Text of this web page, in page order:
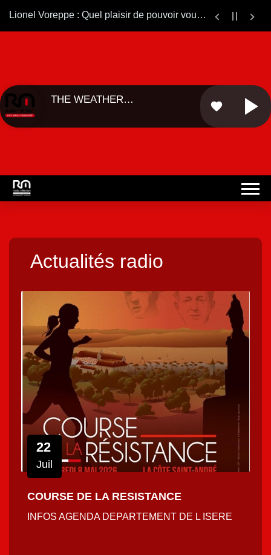
Lionel Voreppe : Quel plaisir de pouvoir vous ré-écouter sur le web.... Bonne continuation ...
THE WEATHER
favorite
Actualités radio
22
Juil
COURSE DE LA RESISTANCE
INFOS AGENDA DEPARTEMENT DE L ISERE